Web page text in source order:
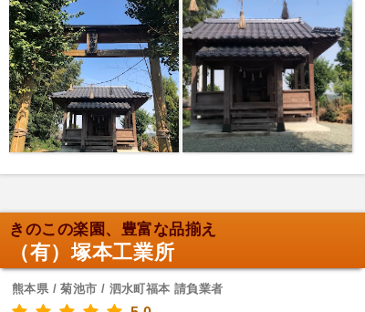
きのこの楽園、豊富な品揃え
（有）塚本工業所
熊本県 / 菊池市 / 泗水町福本 請負業者